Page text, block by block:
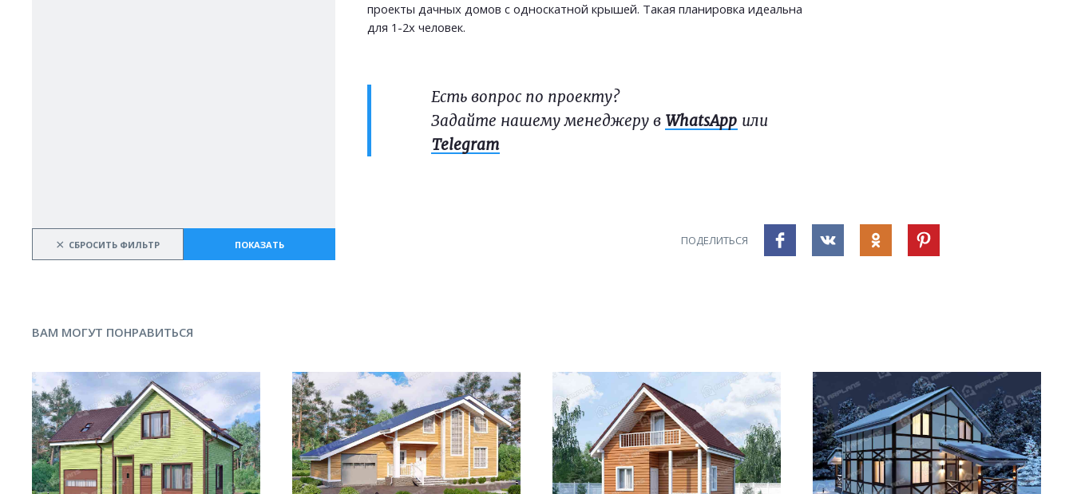
× СБРОСИТЬ ФИЛЬТР ПОКАЗАТЬ
проекты дачных домов с односкатной крышей. Такая планировка идеальна
для 1-2х человек.
Есть вопрос по проекту?
Задайте нашему менеджеру в WhatsApp или
Telegram
ПОДЕЛИТЬСЯ
ВАМ МОГУТ ПОНРАВИТЬСЯ